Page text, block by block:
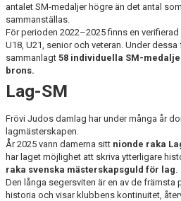
antalet SM-medaljer högre än det antal
sammanställas.
För perioden 2022–2025 finns en
U18, U21, senior och veteran. Under
sammanlagt 58 individuella SM-
brons.
Lag-SM
Frövi Judos damlag har under många år
lagmästerskapen.
År 2025 vann damerna sitt nionde raka
har laget möjlighet att skriva ytterligare
raka svenska mästerskapsguld för lag.
Den långa segersviten är en av de främsta
historia och visar klubbens kontinuitet,